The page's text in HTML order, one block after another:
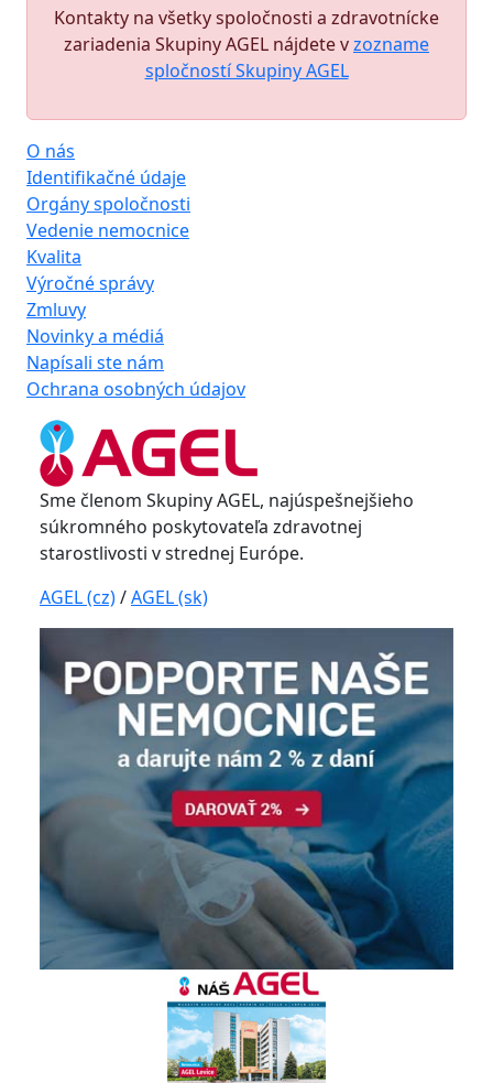
Kontakty na všetky spoločnosti a zdravotnícke
zariadenia Skupiny AGEL nájdete vzozname
spločností Skupiny AGEL
O nás
Identifikačné údaje
Orgány spoločnosti
Vedenie nemocnice
Kvalita
Výročné správy
Zmluvy
Novinky a médiá
Napísali ste nám
Ochrana osobných údajov
Sme členom Skupiny AGEL, najúspešnejšieho
súkromného poskytovateľa zdravotnej
starostlivosti v strednej Európe.
AGEL (cz)/AGEL (sk)